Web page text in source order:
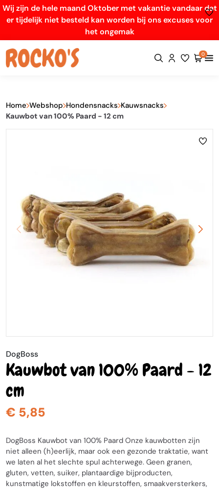
Wij zijn de hele maand Oktober met vakantie vandaar dat
er tijdelijk niet besteld kan worden bij ons excuses voor
het ongemak
0
Home Webshop Hondensnacks Kauwsnacks
Kauwbot van 100% Paard - 12 cm
DogBoss
Kauwbot van 100% Paard - 12
cm
€ 5,85
DogBoss Kauwbot van 100% Paard Onze kauwbotten zijn
niet alleen (h)eerlijk, maar ook een gezonde traktatie, want
we laten al het slechte spul achterwege. Geen granen,
gluten, vetten, suiker, plantaardige bijproducten,
kunstmatige lokstoffen en kleurstoffen, smaakversterkers,